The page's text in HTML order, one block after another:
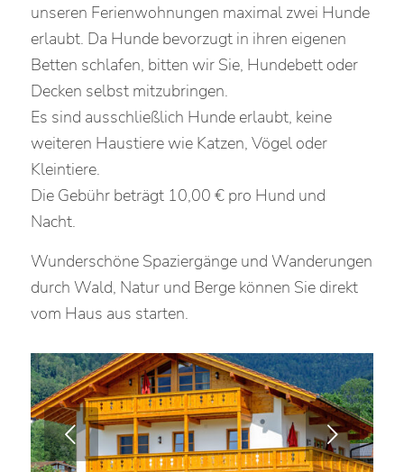
unseren Ferienwohnungen maximal zwei Hunde
erlaubt. Da Hunde bevorzugt in ihren eigenen
Betten schlafen, bitten wir Sie, Hundebett oder
Decken selbst mitzubringen.
Es sind ausschließlich Hunde erlaubt, keine
weiteren Haustiere wie Katzen, Vögel oder
Kleintiere.
Die Gebühr beträgt 10,00 € pro Hund und
Nacht.
Wunderschöne Spaziergänge und Wanderungen
durch Wald, Natur und Berge können Sie direkt
vom Haus aus starten.
Weiter